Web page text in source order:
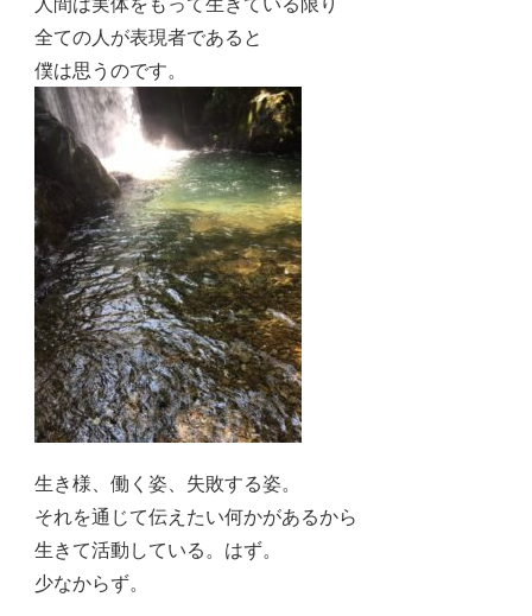
全ての人が表現者であると
僕は思うのです。
生き様、働く姿、失敗する姿。
それを通じて伝えたい何かがあるから
生きて活動している。はず。
少なからず。